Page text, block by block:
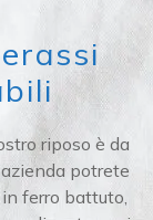
riposo è da
potrete
ferro battuto,